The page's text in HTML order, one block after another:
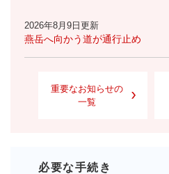
2026年8月9日更新
燕岳へ向かう道が通行止め
重要なお知らせの
一覧
必要な手続き